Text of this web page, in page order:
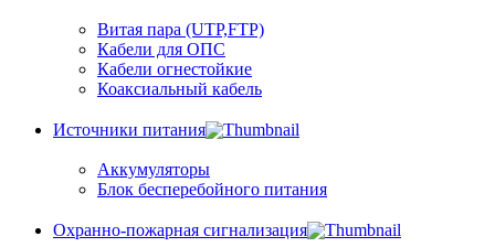
Витая пара (UTP,FTP)
Кабели для ОПС
Кабели огнестойкие
Коаксиальный кабель
Источники питания
Аккумуляторы
Блок бесперебойного питания
Охранно-пожарная сигнализация